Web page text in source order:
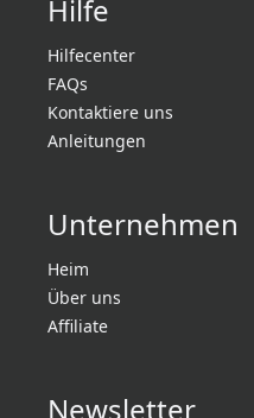
Hilfe
Hilfecenter
FAQs
Kontaktiere uns
Anleitungen
Unternehmen
Heim
Über uns
Affiliate
Newsletter